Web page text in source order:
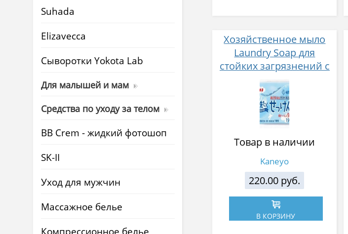
Suhada
Elizavecca
Cыворотки Yokota Lab
Для малышей и мам
Средства по уходу за телом
BB Crem - жидкий фотошоп
SK-II
Уход для мужчин
Массажное белье
Компрессионное белье
Хозяйственное мыло
Laundry Soap для
стойких загрязнений с
антибактериальным и
дезодорирующим
эффектом 190г
Товар в наличии
Kaneyo
220.00 руб.
В КОРЗИНУ